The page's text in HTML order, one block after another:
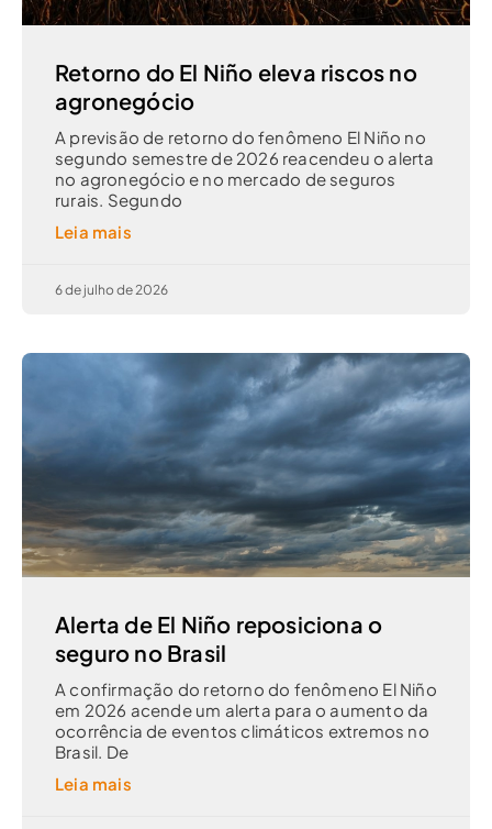
Retorno do El Niño eleva riscos no
agronegócio
A previsão de retorno do fenômeno El Niño no
segundo semestre de 2026 reacendeu o alerta
no agronegócio e no mercado de seguros
rurais. Segundo
Leia mais
6 de julho de 2026
Alerta de El Niño reposiciona o
seguro no Brasil
A confirmação do retorno do fenômeno El Niño
em 2026 acende um alerta para o aumento da
ocorrência de eventos climáticos extremos no
Brasil. De
Leia mais